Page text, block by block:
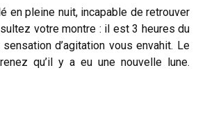
en pleine nuit, incapable de retrouver
votre montre : il est 3 heures du
d’agitation vous envahit. Le
qu’il y a eu une nouvelle lune.